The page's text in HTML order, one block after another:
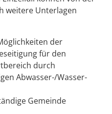
weitere Unterlagen
der
für den
durch
Abwasser-/Wasser-
Gemeinde